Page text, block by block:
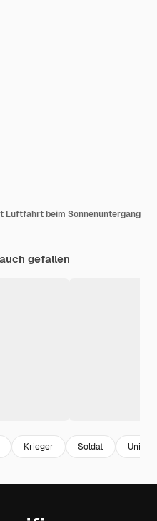
Luftfahrt beim Sonnenuntergang
gefallen
Krieger Soldat